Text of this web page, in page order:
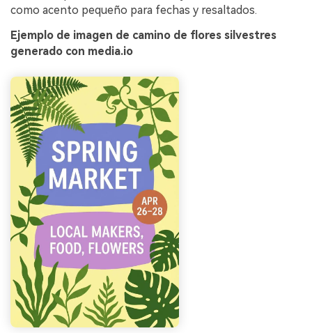
como acento pequeño para fechas y resaltados.
Ejemplo de imagen de camino de flores silvestres
generado con media.io